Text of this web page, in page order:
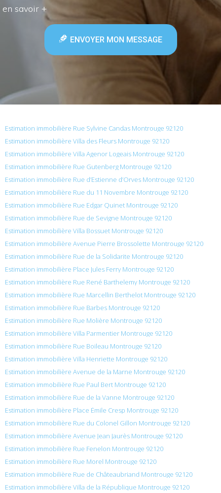
en savoir +
ENVOYER MON MESSAGE
Estimation immobilière Rue Sylvine Candas Montrouge 92120
Estimation immobilière Villa des Fleurs Montrouge 92120
Estimation immobilière Villa Agenor Logeais Montrouge 92120
Estimation immobilière Rue Gutenberg Montrouge 92120
Estimation immobilière Rue d’Estienne d’Orves Montrouge 92120
Estimation immobilière Rue du 11 Novembre Montrouge 92120
Estimation immobilière Rue Edgar Quinet Montrouge 92120
Estimation immobilière Rue de Sevigne Montrouge 92120
Estimation immobilière Villa Bossuet Montrouge 92120
Estimation immobilière Avenue Pierre Brossolette Montrouge 92120
Estimation immobilière Rue de la Solidarite Montrouge 92120
Estimation immobilière Place Jules Ferry Montrouge 92120
Estimation immobilière Rue René Barthelemy Montrouge 92120
Estimation immobilière Rue Marcellin Berthelot Montrouge 92120
Estimation immobilière Rue Barbes Montrouge 92120
Estimation immobilière Rue Molière Montrouge 92120
Estimation immobilière Villa Parmentier Montrouge 92120
Estimation immobilière Rue Boileau Montrouge 92120
Estimation immobilière Villa Henriette Montrouge 92120
Estimation immobilière Avenue de la Marne Montrouge 92120
Estimation immobilière Rue Paul Bert Montrouge 92120
Estimation immobilière Rue de la Vanne Montrouge 92120
Estimation immobilière Place Émile Cresp Montrouge 92120
Estimation immobilière Rue du Colonel Gillon Montrouge 92120
Estimation immobilière Avenue Jean Jaurès Montrouge 92120
Estimation immobilière Rue Fenelon Montrouge 92120
Estimation immobilière Rue Morel Montrouge 92120
Estimation immobilière Rue de Châteaubriand Montrouge 92120
Estimation immobilière Villa de la République Montrouge 92120